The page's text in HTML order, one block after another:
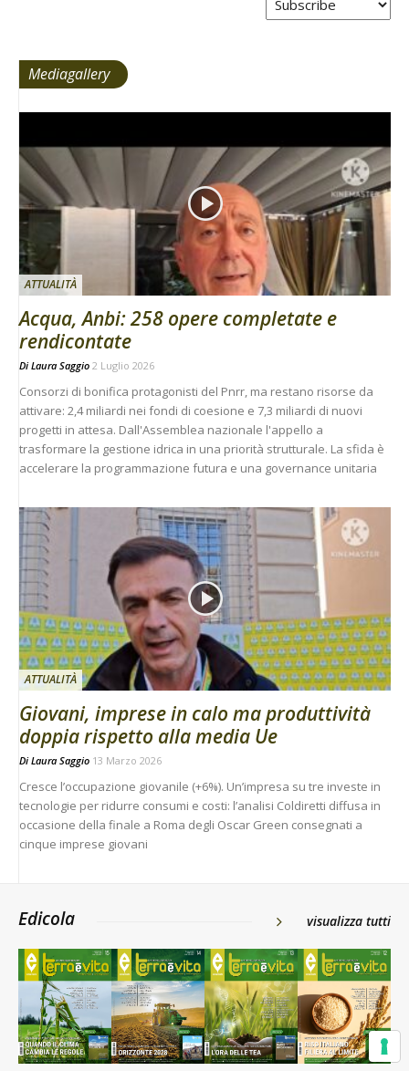
Mediagallery
ATTUALITÀ
Acqua, Anbi: 258 opere completate e
rendicontate
Di Laura Saggio 2 Luglio 2026
Consorzi di bonifica protagonisti del Pnrr, ma restano risorse da
attivare: 2,4 miliardi nei fondi di coesione e 7,3 miliardi di nuovi
progetti in attesa. Dall'Assemblea nazionale l'appello a
trasformare la gestione idrica in una priorità strutturale. La sfida è
accelerare la programmazione futura e una governance unitaria
ATTUALITÀ
Giovani, imprese in calo ma produttività
doppia rispetto alla media Ue
Di Laura Saggio 13 Marzo 2026
Cresce l’occupazione giovanile (+6%). Un’impresa su tre investe in
tecnologie per ridurre consumi e costi: l’analisi Coldiretti diffusa in
occasione della finale a Roma degli Oscar Green consegnati a
cinque imprese giovani
Edicola visualizza tutti